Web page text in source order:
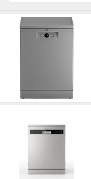
DAR
TAKSIT
Appelez-
Aide